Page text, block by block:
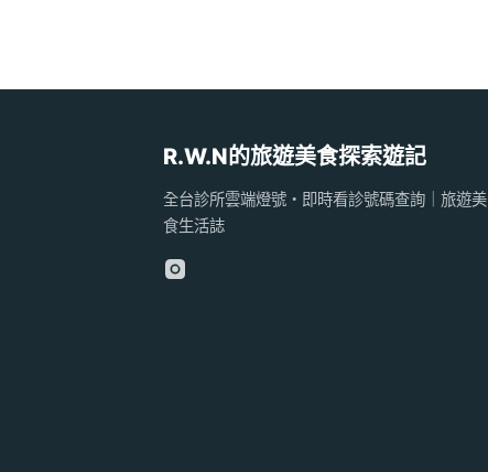
R.W.N的旅遊美食探索遊記
全台診所雲端燈號・即時看診號碼查詢｜旅遊美
食生活誌